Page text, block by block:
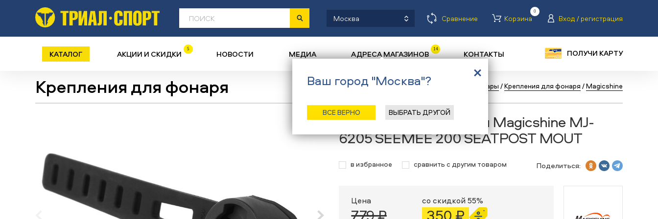
Москва Сравнение Корзина
0
Вход / регистрация
КАТАЛОГ АКЦИИ И СКИДКИ 5 НОВОСТИ МЕДИА АДРЕСА МАГАЗИНОВ 14 КОНТАКТЫ ПОЛУЧИ КАРТУ
Крепления для фонаря Назад / Главная /Каталог/Велосипеды Аксессуары /Крепления для фонаря /Magicshine
Крепление для фонаря Magicshine MJ-
6205 SEEMEE 200 SEATPOST MOUT
в избранное сравнить с другим товаром Поделиться:
Цена
779 ₽
со скидкой 55%
350 ₽
Ваш город "Москва"?
ВСЕ ВЕРНО ВЫБРАТЬ ДРУГОЙ